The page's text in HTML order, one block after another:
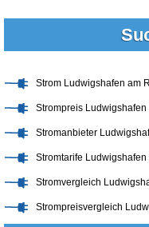
Strom Ludwigshafen am
Strompreis Ludwigshafen
Stromanbieter
Stromtarife Ludwigshafen
Stromvergleich
Strompreisvergleich